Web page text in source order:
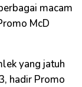
macam
McD
yang jatuh
hadir Promo